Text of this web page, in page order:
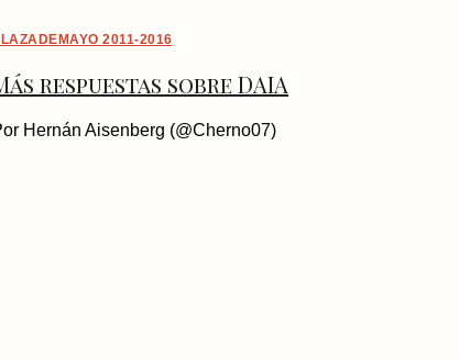
2011-2016
respuestas sobre DAIA
Hernán Aisenberg (@Cherno07)